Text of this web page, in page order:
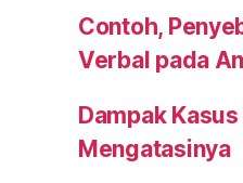
Contoh,
Verbal pada
Dampak
Mengatasinya